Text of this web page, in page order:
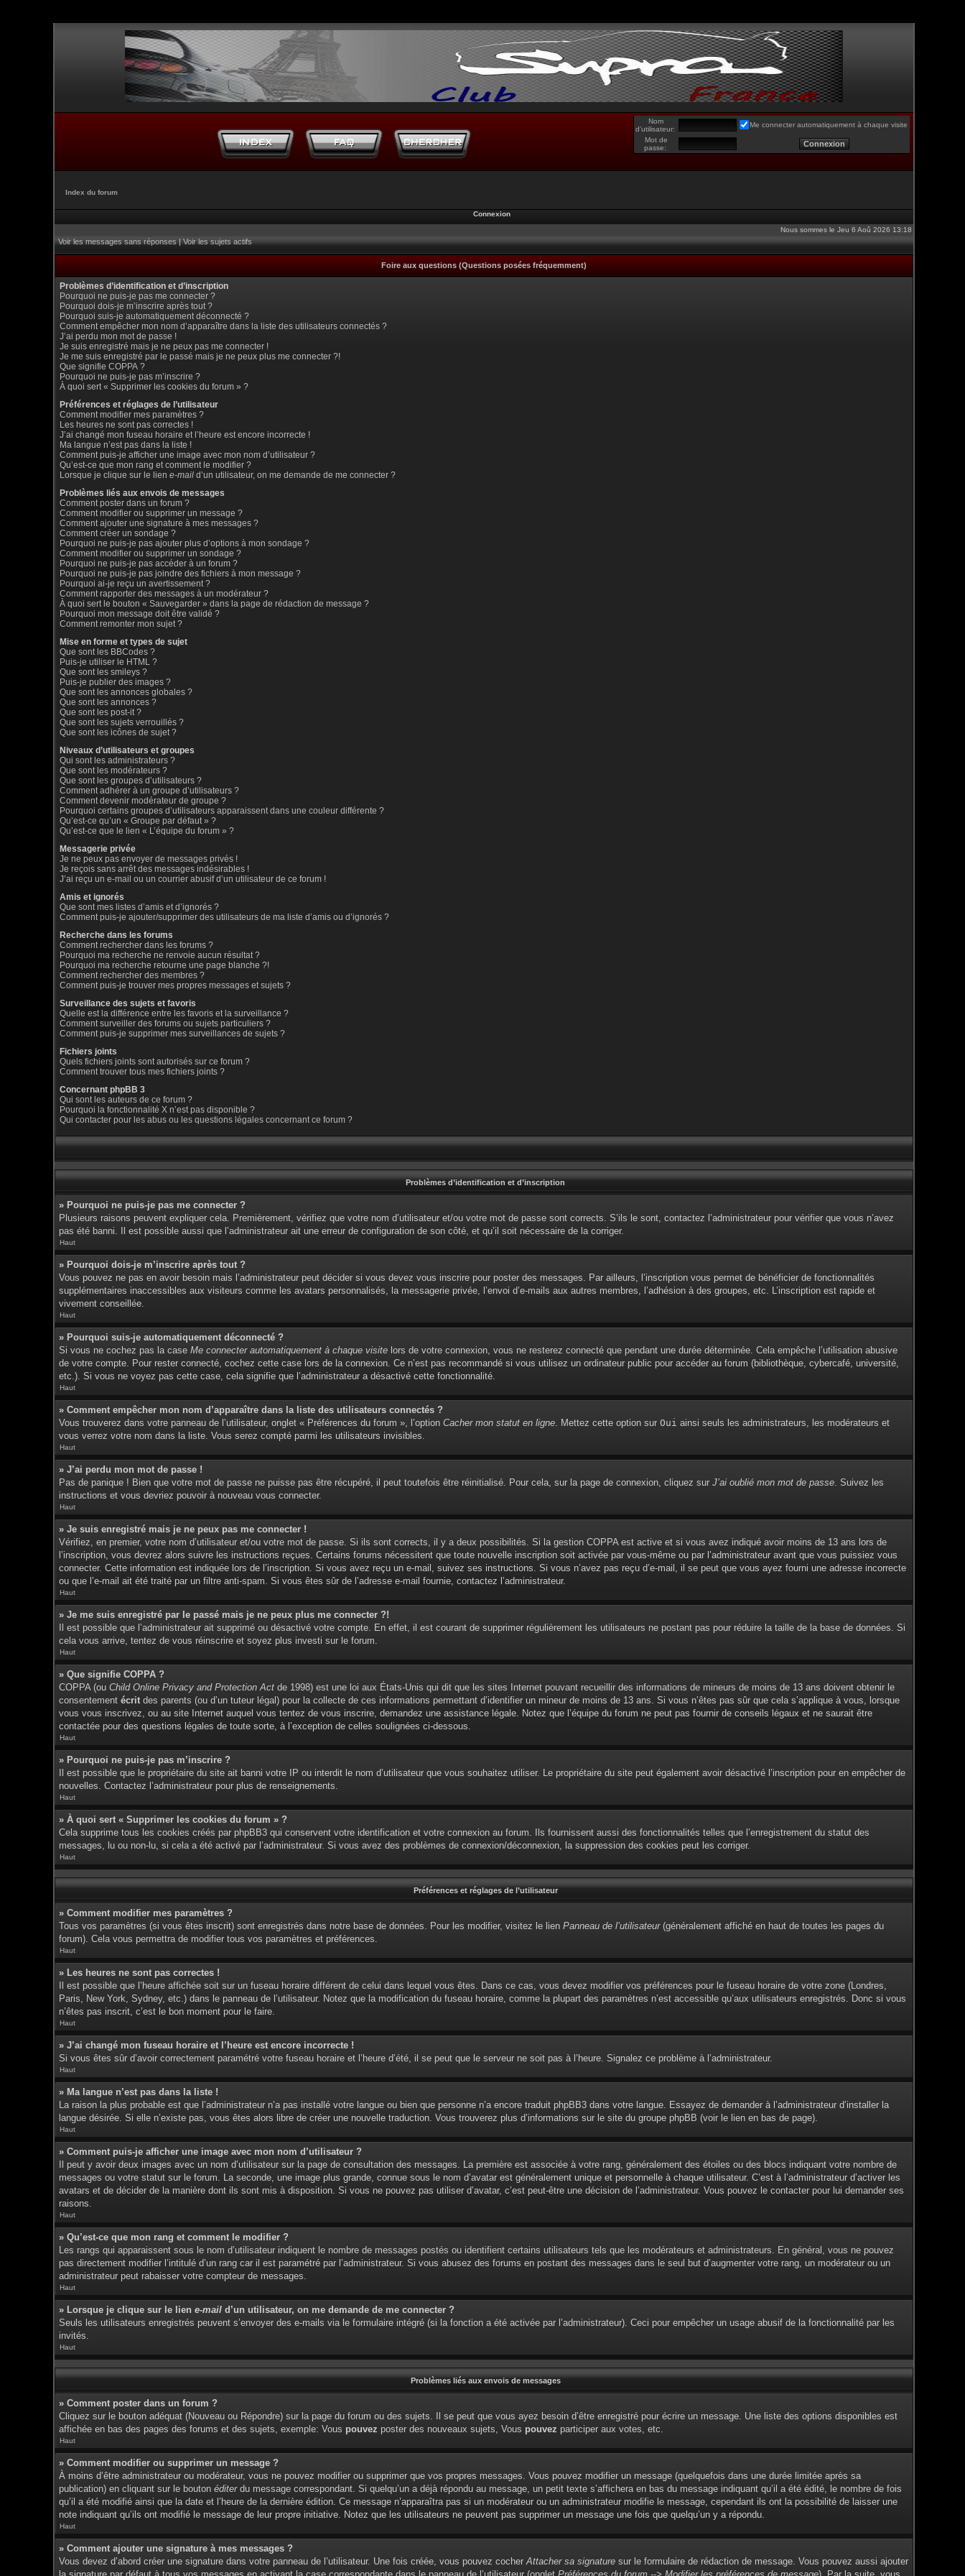
Nom
d’utilisateur:
Me connecter automatiquement à chaque visite
Mot de
passe:
Index du forum
Connexion
Nous sommes le Jeu 6 Aoû 2026 13:18
Voir les messages sans réponses|Voir les sujets actifs
Foire aux questions (Questions posées fréquemment)
Problèmes d’identification et d’inscription
Pourquoi ne puis-je pas me connecter ?
Pourquoi dois-je m’inscrire après tout ?
Pourquoi suis-je automatiquement déconnecté ?
Comment empêcher mon nom d’apparaître dans la liste des utilisateurs connectés ?
J’ai perdu mon mot de passe !
Je suis enregistré mais je ne peux pas me connecter !
Je me suis enregistré par le passé mais je ne peux plus me connecter ?!
Que signifie COPPA ?
Pourquoi ne puis-je pas m’inscrire ?
À quoi sert « Supprimer les cookies du forum » ?
Préférences et réglages de l’utilisateur
Comment modifier mes paramètres ?
Les heures ne sont pas correctes !
J’ai changé mon fuseau horaire et l’heure est encore incorrecte !
Ma langue n’est pas dans la liste !
Comment puis-je afficher une image avec mon nom d’utilisateur ?
Qu’est-ce que mon rang et comment le modifier ?
Lorsque je clique sur le lien e-mail d’un utilisateur, on me demande de me connecter ?
Problèmes liés aux envois de messages
Comment poster dans un forum ?
Comment modifier ou supprimer un message ?
Comment ajouter une signature à mes messages ?
Comment créer un sondage ?
Pourquoi ne puis-je pas ajouter plus d’options à mon sondage ?
Comment modifier ou supprimer un sondage ?
Pourquoi ne puis-je pas accéder à un forum ?
Pourquoi ne puis-je pas joindre des fichiers à mon message ?
Pourquoi ai-je reçu un avertissement ?
Comment rapporter des messages à un modérateur ?
À quoi sert le bouton « Sauvegarder » dans la page de rédaction de message ?
Pourquoi mon message doit être validé ?
Comment remonter mon sujet ?
Mise en forme et types de sujet
Que sont les BBCodes ?
Puis-je utiliser le HTML ?
Que sont les smileys ?
Puis-je publier des images ?
Que sont les annonces globales ?
Que sont les annonces ?
Que sont les post-it ?
Que sont les sujets verrouillés ?
Que sont les icônes de sujet ?
Niveaux d’utilisateurs et groupes
Qui sont les administrateurs ?
Que sont les modérateurs ?
Que sont les groupes d’utilisateurs ?
Comment adhérer à un groupe d’utilisateurs ?
Comment devenir modérateur de groupe ?
Pourquoi certains groupes d’utilisateurs apparaissent dans une couleur différente ?
Qu’est-ce qu’un « Groupe par défaut » ?
Qu’est-ce que le lien « L’équipe du forum » ?
Messagerie privée
Je ne peux pas envoyer de messages privés !
Je reçois sans arrêt des messages indésirables !
J’ai reçu un e-mail ou un courrier abusif d’un utilisateur de ce forum !
Amis et ignorés
Que sont mes listes d’amis et d’ignorés ?
Comment puis-je ajouter/supprimer des utilisateurs de ma liste d’amis ou d’ignorés ?
Recherche dans les forums
Comment rechercher dans les forums ?
Pourquoi ma recherche ne renvoie aucun résultat ?
Pourquoi ma recherche retourne une page blanche ?!
Comment rechercher des membres ?
Comment puis-je trouver mes propres messages et sujets ?
Surveillance des sujets et favoris
Quelle est la différence entre les favoris et la surveillance ?
Comment surveiller des forums ou sujets particuliers ?
Comment puis-je supprimer mes surveillances de sujets ?
Fichiers joints
Quels fichiers joints sont autorisés sur ce forum ?
Comment trouver tous mes fichiers joints ?
Concernant phpBB 3
Qui sont les auteurs de ce forum ?
Pourquoi la fonctionnalité X n’est pas disponible ?
Qui contacter pour les abus ou les questions légales concernant ce forum ?
Problèmes d’identification et d’inscription
» Pourquoi ne puis-je pas me connecter ?
Plusieurs raisons peuvent expliquer cela. Premièrement, vérifiez que votre nom d’utilisateur et/ou votre mot de passe sont corrects. S’ils le sont, contactez l’administrateur pour vérifier que vous n’avez
pas été banni. Il est possible aussi que l’administrateur ait une erreur de configuration de son côté, et qu’il soit nécessaire de la corriger.
Haut
» Pourquoi dois-je m’inscrire après tout ?
Vous pouvez ne pas en avoir besoin mais l’administrateur peut décider si vous devez vous inscrire pour poster des messages. Par ailleurs, l’inscription vous permet de bénéficier de fonctionnalités
supplémentaires inaccessibles aux visiteurs comme les avatars personnalisés, la messagerie privée, l’envoi d’e-mails aux autres membres, l’adhésion à des groupes, etc. L’inscription est rapide et
vivement conseillée.
Haut
» Pourquoi suis-je automatiquement déconnecté ?
Si vous ne cochez pas la case Me connecter automatiquement à chaque visite lors de votre connexion, vous ne resterez connecté que pendant une durée déterminée. Cela empêche l’utilisation abusive
de votre compte. Pour rester connecté, cochez cette case lors de la connexion. Ce n’est pas recommandé si vous utilisez un ordinateur public pour accéder au forum (bibliothèque, cybercafé, université,
etc.). Si vous ne voyez pas cette case, cela signifie que l’administrateur a désactivé cette fonctionnalité.
Haut
» Comment empêcher mon nom d’apparaître dans la liste des utilisateurs connectés ?
Vous trouverez dans votre panneau de l’utilisateur, onglet « Préférences du forum », l’option Cacher mon statut en ligne. Mettez cette option sur Oui ainsi seuls les administrateurs, les modérateurs et
vous verrez votre nom dans la liste. Vous serez compté parmi les utilisateurs invisibles.
Haut
» J’ai perdu mon mot de passe !
Pas de panique ! Bien que votre mot de passe ne puisse pas être récupéré, il peut toutefois être réinitialisé. Pour cela, sur la page de connexion, cliquez sur J’ai oublié mon mot de passe. Suivez les
instructions et vous devriez pouvoir à nouveau vous connecter.
Haut
» Je suis enregistré mais je ne peux pas me connecter !
Vérifiez, en premier, votre nom d’utilisateur et/ou votre mot de passe. Si ils sont corrects, il y a deux possibilités. Si la gestion COPPA est active et si vous avez indiqué avoir moins de 13 ans lors de
l’inscription, vous devrez alors suivre les instructions reçues. Certains forums nécessitent que toute nouvelle inscription soit activée par vous-même ou par l’administrateur avant que vous puissiez vous
connecter. Cette information est indiquée lors de l’inscription. Si vous avez reçu un e-mail, suivez ses instructions. Si vous n’avez pas reçu d’e-mail, il se peut que vous ayez fourni une adresse incorrecte
ou que l’e-mail ait été traité par un filtre anti-spam. Si vous êtes sûr de l’adresse e-mail fournie, contactez l’administrateur.
Haut
» Je me suis enregistré par le passé mais je ne peux plus me connecter ?!
Il est possible que l’administrateur ait supprimé ou désactivé votre compte. En effet, il est courant de supprimer régulièrement les utilisateurs ne postant pas pour réduire la taille de la base de données. Si
cela vous arrive, tentez de vous réinscrire et soyez plus investi sur le forum.
Haut
» Que signifie COPPA ?
COPPA (ou Child Online Privacy and Protection Act de 1998) est une loi aux États-Unis qui dit que les sites Internet pouvant recueillir des informations de mineurs de moins de 13 ans doivent obtenir le
consentement écrit des parents (ou d’un tuteur légal) pour la collecte de ces informations permettant d’identifier un mineur de moins de 13 ans. Si vous n’êtes pas sûr que cela s’applique à vous, lorsque
vous vous inscrivez, ou au site Internet auquel vous tentez de vous inscrire, demandez une assistance légale. Notez que l’équipe du forum ne peut pas fournir de conseils légaux et ne saurait être
contactée pour des questions légales de toute sorte, à l’exception de celles soulignées ci-dessous.
Haut
» Pourquoi ne puis-je pas m’inscrire ?
Il est possible que le propriétaire du site ait banni votre IP ou interdit le nom d’utilisateur que vous souhaitez utiliser. Le propriétaire du site peut également avoir désactivé l’inscription pour en empêcher de
nouvelles. Contactez l’administrateur pour plus de renseignements.
Haut
» À quoi sert « Supprimer les cookies du forum » ?
Cela supprime tous les cookies créés par phpBB3 qui conservent votre identification et votre connexion au forum. Ils fournissent aussi des fonctionnalités telles que l’enregistrement du statut des
messages, lu ou non-lu, si cela a été activé par l’administrateur. Si vous avez des problèmes de connexion/déconnexion, la suppression des cookies peut les corriger.
Haut
Préférences et réglages de l’utilisateur
» Comment modifier mes paramètres ?
Tous vos paramètres (si vous êtes inscrit) sont enregistrés dans notre base de données. Pour les modifier, visitez le lien Panneau de l’utilisateur(généralement affiché en haut de toutes les pages du
forum). Cela vous permettra de modifier tous vos paramètres et préférences.
Haut
» Les heures ne sont pas correctes !
Il est possible que l’heure affichée soit sur un fuseau horaire différent de celui dans lequel vous êtes. Dans ce cas, vous devez modifier vos préférences pour le fuseau horaire de votre zone (Londres,
Paris, New York, Sydney, etc.) dans le panneau de l’utilisateur. Notez que la modification du fuseau horaire, comme la plupart des paramètres n’est accessible qu’aux utilisateurs enregistrés. Donc si vous
n’êtes pas inscrit, c’est le bon moment pour le faire.
Haut
» J’ai changé mon fuseau horaire et l’heure est encore incorrecte !
Si vous êtes sûr d’avoir correctement paramétré votre fuseau horaire et l’heure d’été, il se peut que le serveur ne soit pas à l’heure. Signalez ce problème à l’administrateur.
Haut
» Ma langue n’est pas dans la liste !
La raison la plus probable est que l’administrateur n’a pas installé votre langue ou bien que personne n’a encore traduit phpBB3 dans votre langue. Essayez de demander à l’administrateur d’installer la
langue désirée. Si elle n’existe pas, vous êtes alors libre de créer une nouvelle traduction. Vous trouverez plus d’informations sur le site du groupe phpBB (voir le lien en bas de page).
Haut
» Comment puis-je afficher une image avec mon nom d’utilisateur ?
Il peut y avoir deux images avec un nom d’utilisateur sur la page de consultation des messages. La première est associée à votre rang, généralement des étoiles ou des blocs indiquant votre nombre de
messages ou votre statut sur le forum. La seconde, une image plus grande, connue sous le nom d’avatar est généralement unique et personnelle à chaque utilisateur. C’est à l’administrateur d’activer les
avatars et de décider de la manière dont ils sont mis à disposition. Si vous ne pouvez pas utiliser d’avatar, c’est peut-être une décision de l’administrateur. Vous pouvez le contacter pour lui demander ses
raisons.
Haut
» Qu’est-ce que mon rang et comment le modifier ?
Les rangs qui apparaissent sous le nom d’utilisateur indiquent le nombre de messages postés ou identifient certains utilisateurs tels que les modérateurs et administrateurs. En général, vous ne pouvez
pas directement modifier l’intitulé d’un rang car il est paramétré par l’administrateur. Si vous abusez des forums en postant des messages dans le seul but d’augmenter votre rang, un modérateur ou un
administrateur peut rabaisser votre compteur de messages.
Haut
» Lorsque je clique sur le lien e-mail d’un utilisateur, on me demande de me connecter ?
Seuls les utilisateurs enregistrés peuvent s’envoyer des e-mails via le formulaire intégré (si la fonction a été activée par l’administrateur). Ceci pour empêcher un usage abusif de la fonctionnalité par les
invités.
Haut
Problèmes liés aux envois de messages
» Comment poster dans un forum ?
Cliquez sur le bouton adéquat (Nouveau ou Répondre) sur la page du forum ou des sujets. Il se peut que vous ayez besoin d’être enregistré pour écrire un message. Une liste des options disponibles est
affichée en bas des pages des forums et des sujets, exemple: Vous pouvez poster des nouveaux sujets, Vous pouvez participer aux votes, etc.
Haut
» Comment modifier ou supprimer un message ?
À moins d’être administrateur ou modérateur, vous ne pouvez modifier ou supprimer que vos propres messages. Vous pouvez modifier un message (quelquefois dans une durée limitée après sa
publication) en cliquant sur le bouton éditerdu message correspondant. Si quelqu’un a déjà répondu au message, un petit texte s’affichera en bas du message indiquant qu’il a été édité, le nombre de fois
qu’il a été modifié ainsi que la date et l’heure de la dernière édition. Ce message n’apparaîtra pas si un modérateur ou un administrateur modifie le message, cependant ils ont la possibilité de laisser une
note indiquant qu’ils ont modifié le message de leur propre initiative. Notez que les utilisateurs ne peuvent pas supprimer un message une fois que quelqu’un y a répondu.
Haut
» Comment ajouter une signature à mes messages ?
Vous devez d’abord créer une signature dans votre panneau de l’utilisateur. Une fois créée, vous pouvez cocherAttacher sa signature sur le formulaire de rédaction de message. Vous pouvez aussi ajouter